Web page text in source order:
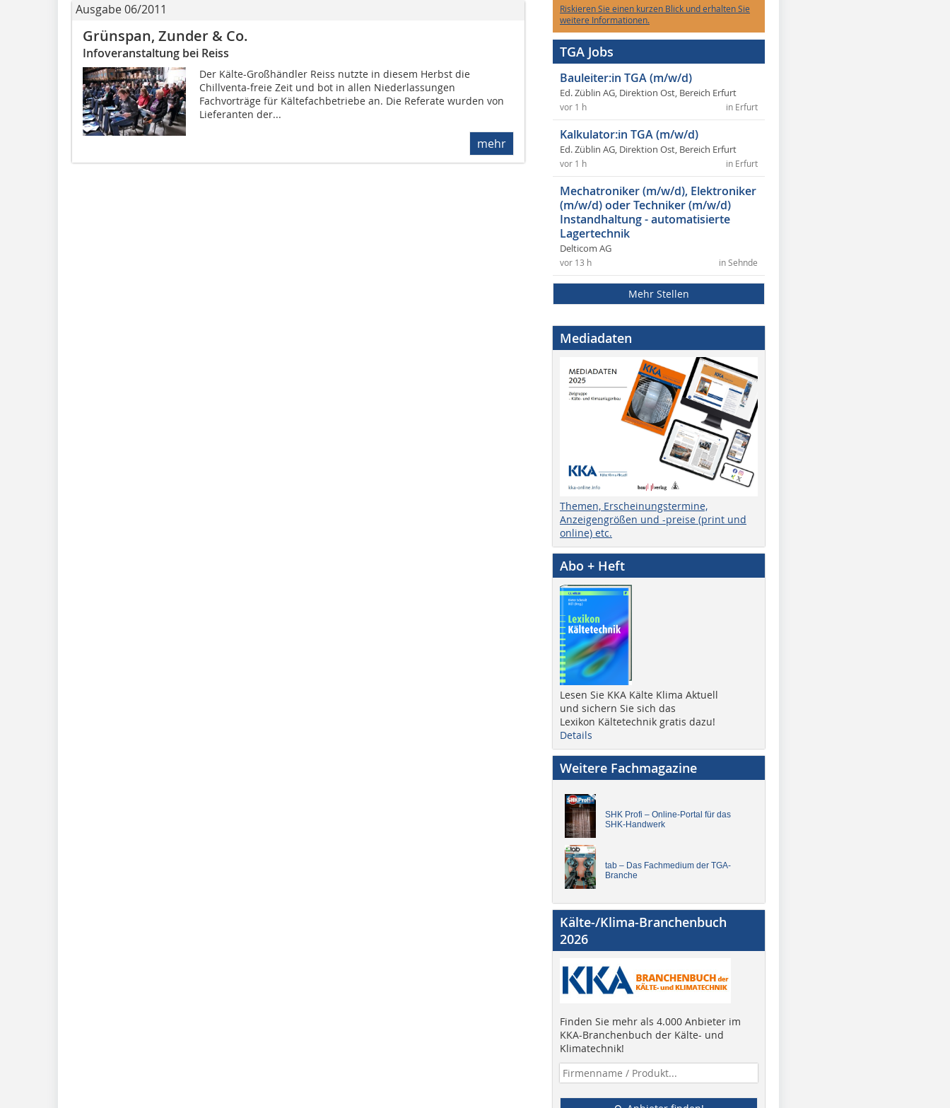
Ausgabe 06/2011
Grünspan, Zunder & Co.
Infoveranstaltung bei Reiss
Der Kälte-Großhändler Reiss nutzte in diesem Herbst die
Chillventa-freie Zeit und bot in allen Niederlassungen
Fachvorträge für Kältefachbetriebe an. Die Referate wurden von
Lieferanten der...
mehr
Riskieren Sie einen kurzen Blick und erhalten Sie
weitere Informationen.
TGA Jobs
Bauleiter:in TGA (m/w/d)
Ed. Züblin AG, Direktion Ost, Bereich Erfurt
in Erfurt
vor 1 h
Kalkulator:in TGA (m/w/d)
Ed. Züblin AG, Direktion Ost, Bereich Erfurt
in Erfurt
vor 1 h
Mechatroniker (m/w/d), Elektroniker
(m/w/d) oder Techniker (m/w/d)
Instandhaltung - automatisierte
Lagertechnik
Delticom AG
in Sehnde
vor 13 h
Mehr Stellen
Mediadaten
Themen, Erscheinungstermine,
Anzeigengrößen und -preise (print und
online) etc.
Abo + Heft
Lesen Sie KKA Kälte Klima Aktuell
und sichern Sie sich das
Lexikon Kältetechnik gratis dazu!
Details
Weitere Fachmagazine
SHK Profi – Online-Portal für das
SHK-Handwerk
tab – Das Fachmedium der TGA-
Branche
Kälte-/Klima-Branchenbuch
2026
Finden Sie mehr als 4.000 Anbieter im
KKA-Branchenbuch der Kälte- und
Klimatechnik!